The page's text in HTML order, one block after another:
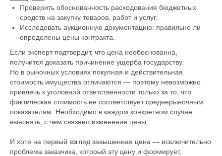
Проверить обоснованность расходования бюджетных
средств на закупку товаров, работ и услуг;
Исследовать аукционную документацию: правильно ли
определены цены контракта.
Если эксперт подтвердит, что цена необоснованна,
получится доказать причинение ущерба государству.
Но в рыночных условиях покупная и действительная
стоимость имущества отличаются — поэтому невозможно
привлечь к уголовной ответственности только за то, что
фактическая стоимость не соответствует среднерыночным
показателям. Необходимо в каждом конкретном случае
выяснять, с чем связано изменение цены.
И хотя на первый взгляд завышенная цена — исключительно
проблема заказчика, который эту цену и формирует,